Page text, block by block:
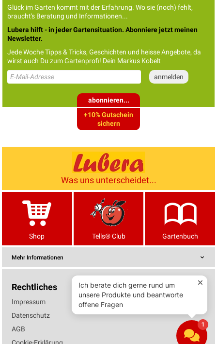
Glück im Garten kommt mit der Erfahrung. Wo sie (noch) fehlt,
braucht's Beratung und Informationen...
Lubera hilft - in jeder Gartensituation. Abonniere jetzt meinen
Newsletter.
Jede Woche Tipps & Tricks, Geschichten und heisse Angebote, da
wirst auch Du zum Gartenprofi! Dein Markus Kobelt
abonnieren...
+10% Gutschein
sichern
Was uns unterscheidet...
Shop Tells® Club Gartenbuch
Mehr Informationen
Rechtliches
Impressum
Datenschutz
AGB